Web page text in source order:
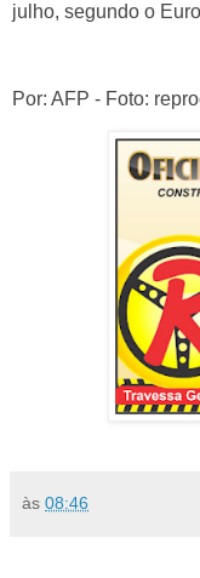
julho, segundo o
Por: AFP - Foto:
às 08:46